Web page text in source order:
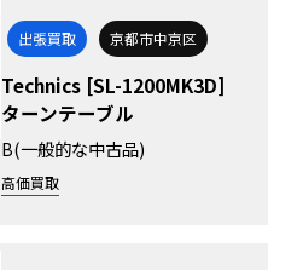
出張買取 京都市中京区
Technics [SL-1200MK3D]
ターンテーブル
B(一般的な中古品)
高価買取